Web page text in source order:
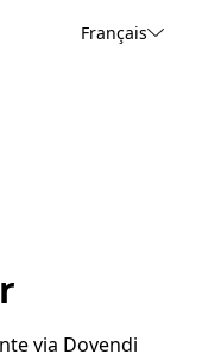
Français
via Dovendi